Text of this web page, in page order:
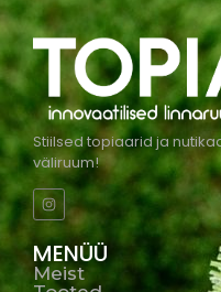
Stiilsed topiaarid ja
väliruum!
MENÜÜ
Meist